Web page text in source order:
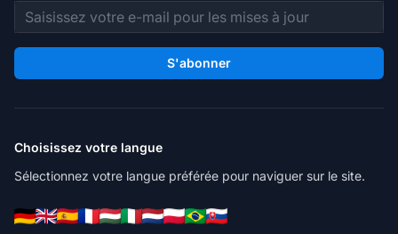
Adresse e-mail
S'abonner
Choisissez votre langue
Sélectionnez votre langue préférée pour naviguer sur le site.